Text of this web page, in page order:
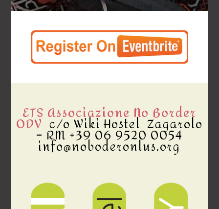
ETS Associazione No Border
ODV c/o Wiki Hostel Zagarolo
– RM +39 06 9520 0054
info@noboderonlus.org